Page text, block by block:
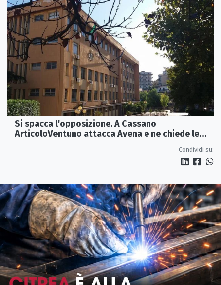
Si spacca l'opposizione. A Cassano
ArticoloVentuno attacca Avena e ne chiede le
Condividi su: